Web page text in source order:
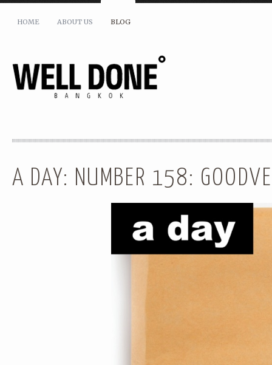
HOME ABOUT US BLOG
A DAY: NUMBER 158: